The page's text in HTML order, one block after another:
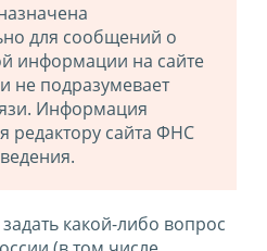
для сообщений о
информации на сайте
не подразумевает
Информация
редактору сайта ФНС
какой-либо вопрос